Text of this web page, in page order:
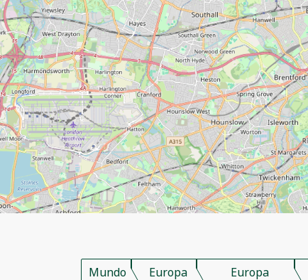
Mundo Europa
Europa